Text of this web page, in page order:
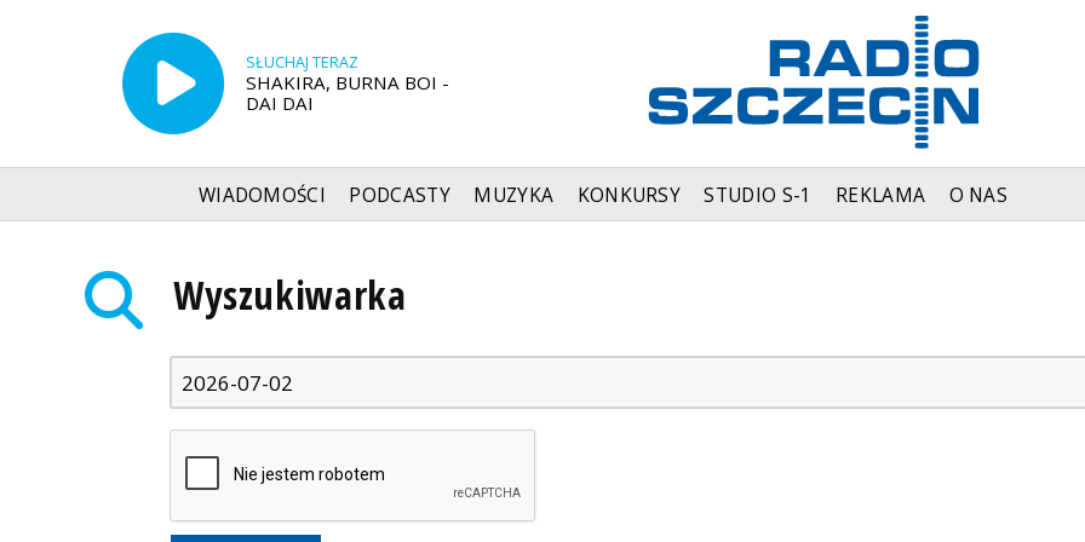
SŁUCHAJ TERAZ
SHAKIRA, BURNA BOI -
DAI DAI
WIADOMOŚCI PODCASTY MUZYKA KONKURSY STUDIO S-1 REKLAMA O NAS
Wyszukiwarka